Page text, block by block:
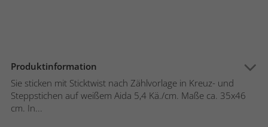
Produktinformation
Sie sticken mit Sticktwist nach Zählvorlage in Kreuz- und
Steppstichen auf weißem Aida 5,4 Kä./cm. Maße ca. 35x46
cm. In...